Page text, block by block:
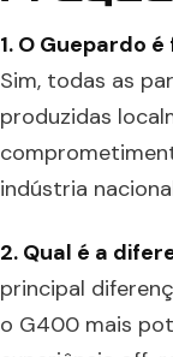
1. O Guepardo
Sim, todas as
produzidas
indústria
2. Qual é a
principal
o G400 mais